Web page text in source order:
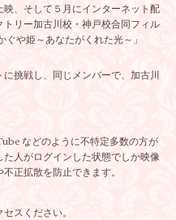
、そして５月にインターネット配
リー加古川校・神戸校合同フィル
や姫～あなたがくれた光～」
挑戦し、同じメンバーで、加古川
などのように不特定多数の方が
人がログインした状態でしか映像
正拡散を防止できます。
スください。